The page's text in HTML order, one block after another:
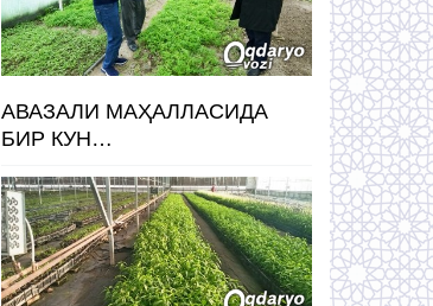
АВАЗАЛИ МАҲАЛЛАСИДА
БИР КУН…